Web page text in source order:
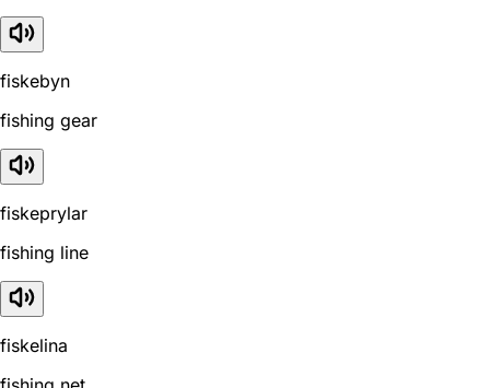
fiskebyn
fishing gear
fiskeprylar
fishing line
fiskelina